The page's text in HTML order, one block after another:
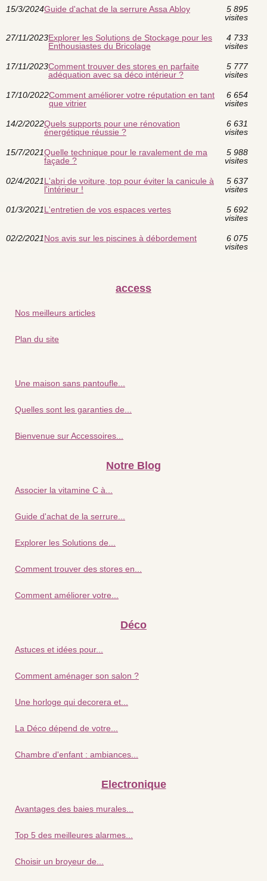
15/3/2024Guide d'achat de la serrure Assa Abloy
5 895
visites
27/11/2023Explorer les Solutions de Stockage pour les
Enthousiastes du Bricolage
4 733
visites
17/11/2023Comment trouver des stores en parfaite
adéquation avec sa déco intérieur ?
5 777
visites
17/10/2022Comment améliorer votre réputation en tant
que vitrier
6 654
visites
14/2/2022Quels supports pour une rénovation
énergétique réussie ?
6 631
visites
15/7/2021Quelle technique pour le ravalement de ma
façade ?
5 988
visites
02/4/2021L'abri de voiture, top pour éviter la canicule à
l'intérieur !
5 637
visites
01/3/2021L'entretien de vos espaces vertes
5 692
visites
02/2/2021Nos avis sur les piscines à débordement
6 075
visites
access
Nos meilleurs articles
Plan du site
Une maison sans pantoufle...
Quelles sont les garanties de...
Bienvenue sur Accessoires...
Notre Blog
Associer la vitamine C à...
Guide d'achat de la serrure...
Explorer les Solutions de...
Comment trouver des stores en...
Comment améliorer votre...
Déco
Astuces et idées pour...
Comment aménager son salon ?
Une horloge qui decorera et...
La Déco dépend de votre...
Chambre d'enfant : ambiances...
Electronique
Avantages des baies murales...
Top 5 des meilleures alarmes...
Choisir un broyeur de...